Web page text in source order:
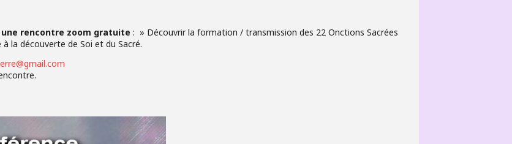
une rencontre zoom gratuite : » Découvrir la formation / transmission des 22 Onctions Sacrées
la découverte de Soi et du Sacré.